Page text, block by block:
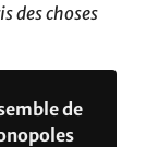
des choses
de